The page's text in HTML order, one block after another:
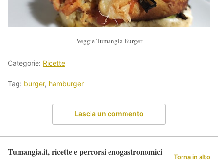
Veggie Tumangia Burger
Categorie: Ricette
Tag: burger, hamburger
Lascia un commento
Tumangia.it, ricette e percorsi enogastronomici Torna in alto